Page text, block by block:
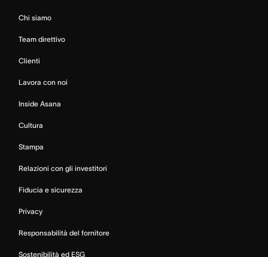
Chi siamo
Team direttivo
Clienti
Lavora con noi
Inside Asana
Cultura
Stampa
Relazioni con gli investitori
Fiducia e sicurezza
Privacy
Responsabilità del fornitore
Sostenibilità ed ESG